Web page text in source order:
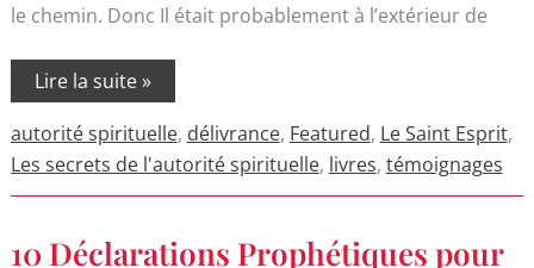
le chemin. Donc Il était probablement à l’extérieur de
Lire la suite »
autorité spirituelle, délivrance, Featured, Le Saint Esprit,
Les secrets de l'autorité spirituelle, livres, témoignages
10 Déclarations Prophétiques pour
10
Déclarations